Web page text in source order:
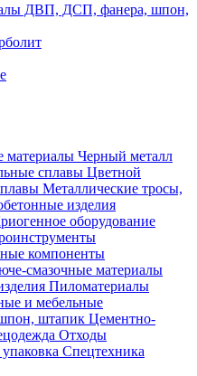
ДВП, ДСП, фанера, шпон,
материалы Черный металл
сплавы Цветной
Металлические тросы,
изделия
оборудование
компоненты
смазочные материалы
Пиломатериалы
и мебельные
штапик Цементно-
Отходы
Спецтехника